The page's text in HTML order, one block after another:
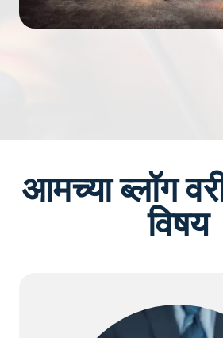
आमच्या ब्लॉग
विषय